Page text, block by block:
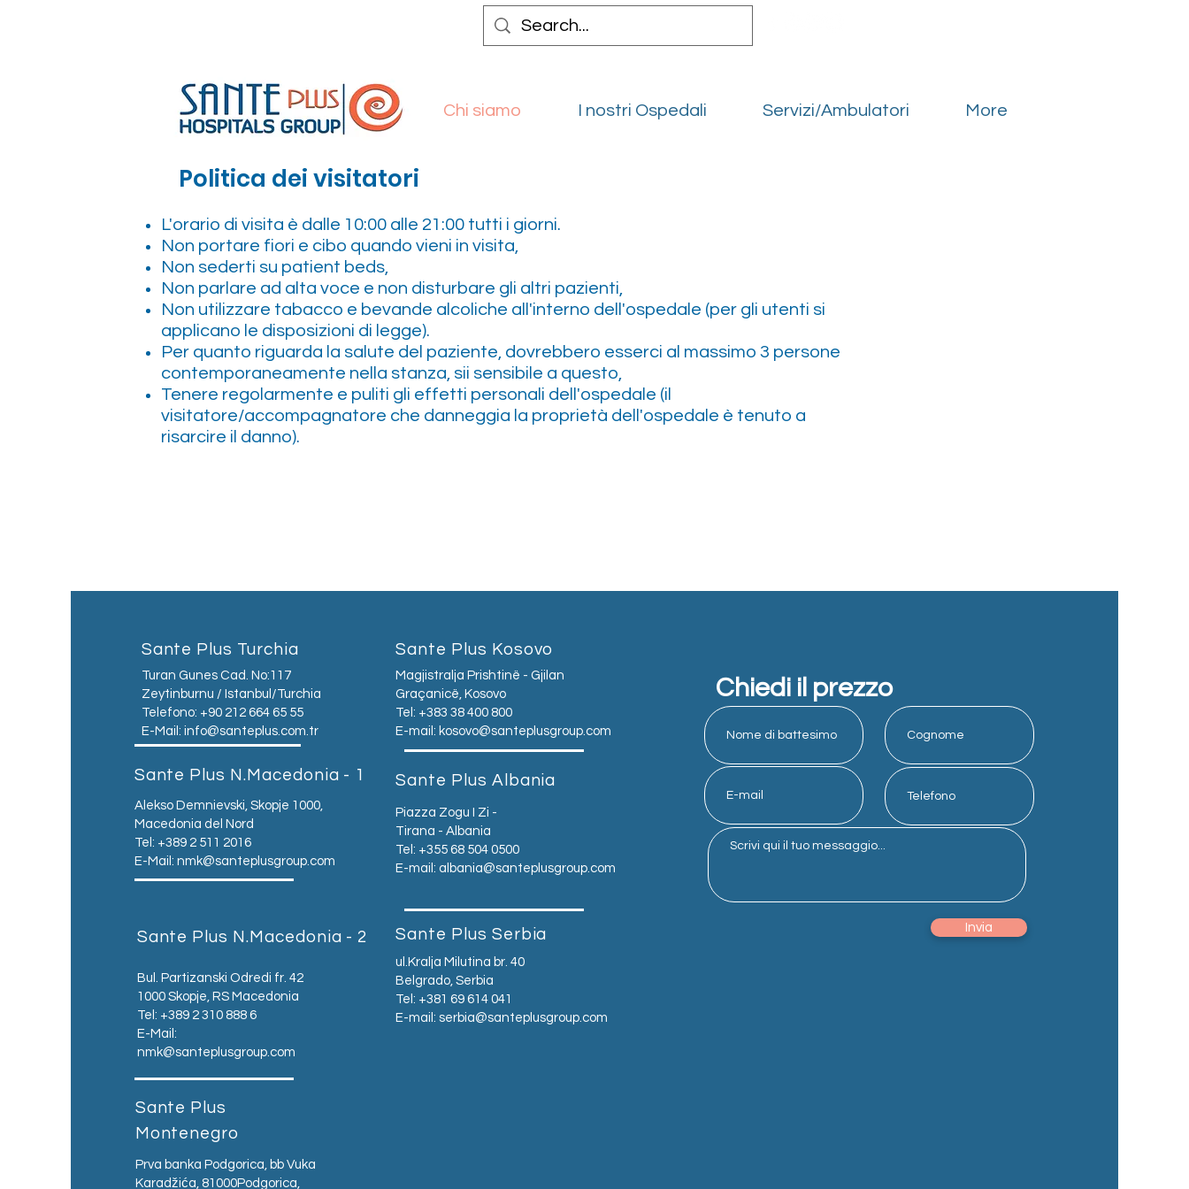
Politica dei visitatori
L'orario di visita è dalle 10:00 alle 21:00 tutti i giorni.
Non portare fiori e cibo quando vieni in visita,
Non sederti su patient beds,
Non parlare ad alta voce e non disturbare gli altri pazienti,
Non utilizzare tabacco e bevande alcoliche all'interno dell'ospedale (per gli utenti si
applicano le disposizioni di legge).
Per quanto riguarda la salute del paziente, dovrebbero esserci al massimo 3 persone
contemporaneamente nella stanza, sii sensibile a questo,
Tenere regolarmente e puliti gli effetti personali dell'ospedale (il
visitatore/accompagnatore che danneggia la proprietà dell'ospedale è tenuto a
risarcire il danno).
Chi siamo I nostri Ospedali Servizi/Ambulatori More
Sante Plus Turchia
Turan Gunes Cad. No:117
Zeytinburnu / Istanbul/Turchia
Telefono: +90 212 664 65 55
E-Mail: info@santeplus.com.tr
Sante Plus N.Macedonia - 1
Alekso Demnievski, Skopje 1000,
Macedonia del Nord
Tel: +389 2 511 2016
E-Mail: nmk@santeplusgroup.com
Sante Plus N.Macedonia - 2
Bul. Partizanski Odredi fr. 42
1000 Skopje, RS Macedonia
Tel: +389 2 310 888 6
E-Mail:
nmk@santeplusgroup.com
Sante Plus
Montenegro
Prva banka Podgorica, bb Vuka
Karadžića, 81000Podgorica,
Sante Plus Kosovo
Magjistralja Prishtinë - Gjilan
Graçanicë, Kosovo
Tel: +383 38 400 800
E-mail: kosovo@santeplusgroup.com
Sante Plus Albania
Piazza Zogu I Zi -
Tirana - Albania
Tel: +355 68 504 0500
E-mail: albania@santeplusgroup.com
Sante Plus Serbia
ul.Kralja Milutina br. 40
Belgrado, Serbia
Tel: +381 69 614 041
E-mail:serbia@santeplusgroup.com
Chiedi il prezzo
Invia